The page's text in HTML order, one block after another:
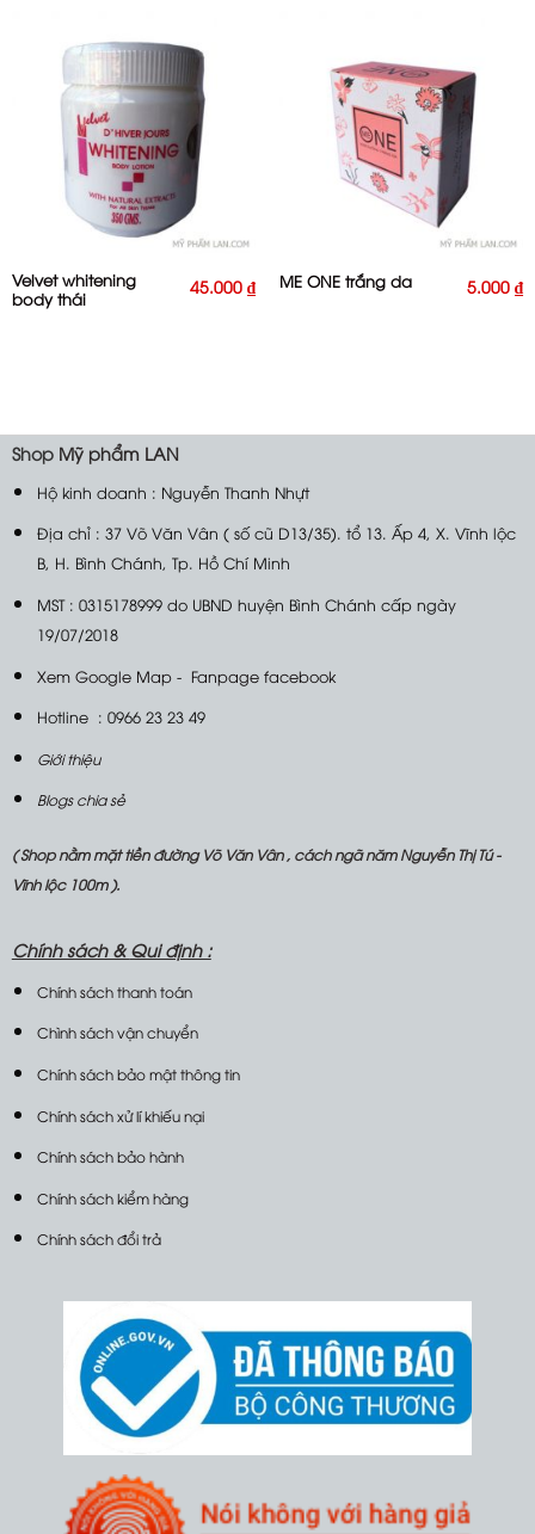
Velvet whitening
body thái
45.000₫ ME ONE trắng da 5.000₫
Shop Mỹ phẩm LAN
Hộ kinh doanh : Nguyễn Thanh Nhựt
Địa chỉ : 37 Võ Văn Vân ( số cũ D13/35). tổ 13. Ấp 4, X. Vĩnh lộc
B, H. Bình Chánh, Tp. Hồ Chí Minh
MST : 0315178999 do UBND huyện Bình Chánh cấp ngày
19/07/2018
Xem Google Map- Fanpage facebook
Hotline : 0966 23 23 49
Giới thiệu
Blogs chia sẻ
( Shop nằm mặt tiền đường Võ Văn Vân , cách ngã năm Nguyễn Thị Tú -
Vĩnh lộc 100m ).
Chính sách &Qui định :
Chính sách thanh toán
Chình sách vận chuyển
Chính sách bảo mật thông tin
Chính sách xử lí khiếu nại
Chính sách bảo hành
Chính sách kiểm hàng
Chính sách đổi trả